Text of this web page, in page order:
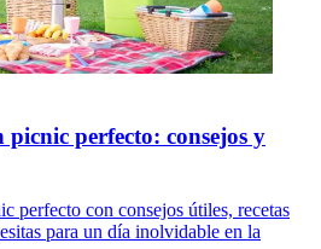
perfecto: consejos y
perfecto con consejos útiles, recetas
para un día inolvidable en la